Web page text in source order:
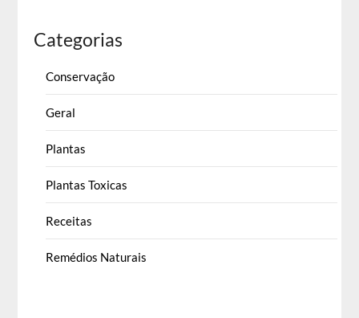
Categorias
Conservação
Geral
Plantas
Plantas Toxicas
Receitas
Remédios Naturais